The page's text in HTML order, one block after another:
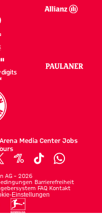
Media Center Jobs
AG – 2026
Barrierefreiheit
FAQ Kontakt
Einstellungen